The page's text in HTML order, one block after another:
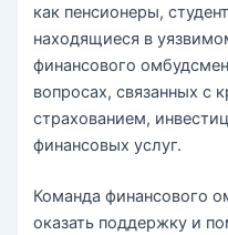
как пенсионеры,
находящиеся в
финансового
вопросах, связанных с
страхованием,
финансовых услуг.
Команда финансового
оказать поддержку и